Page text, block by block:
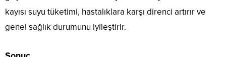
kayısı suyu tüketimi, hastalıklara karşı direnci artırır ve
genel sağlık durumunu iyileştirir.